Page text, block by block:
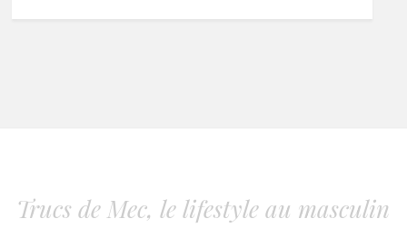
Trucs de Mec, le lifestyle au masculin